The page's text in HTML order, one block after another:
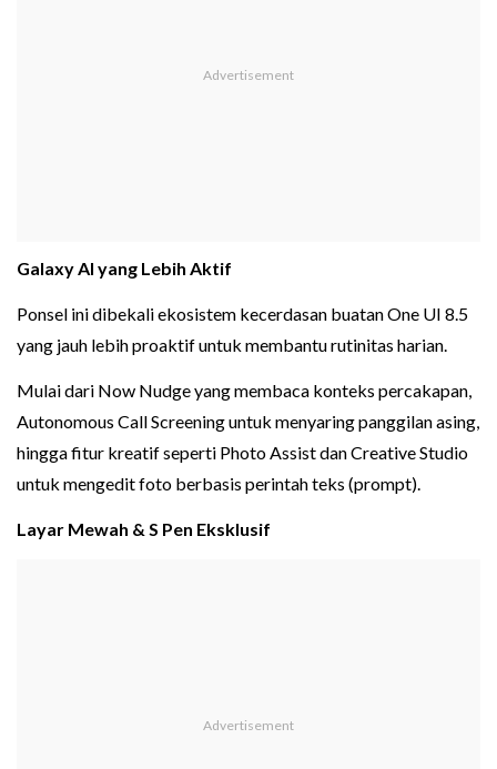
Galaxy AI yang Lebih Aktif
Ponsel ini dibekali ekosistem kecerdasan buatan One UI 8.5
yang jauh lebih proaktif untuk membantu rutinitas harian.
Mulai dari Now Nudge yang membaca konteks percakapan,
Autonomous Call Screening untuk menyaring panggilan asing,
hingga fitur kreatif seperti Photo Assist dan Creative Studio
untuk mengedit foto berbasis perintah teks (prompt).
Layar Mewah & S Pen Eksklusif